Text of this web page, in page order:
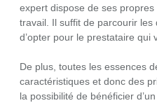
expert dispose de ses propres
travail. Il suffit de parcourir
d’opter pour le prestataire qui
De plus, toutes les essences
caractéristiques et donc des
la possibilité de bénéficier